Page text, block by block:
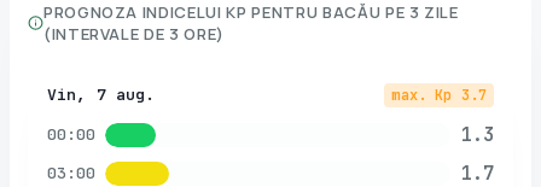
PROGNOZA INDICELUI KP PENTRU BACĂU PE 3 ZILE
(INTERVALE DE 3 ORE)
Vin, 7 aug. max. Kp 3.7
00:00 1.3
03:00 1.7